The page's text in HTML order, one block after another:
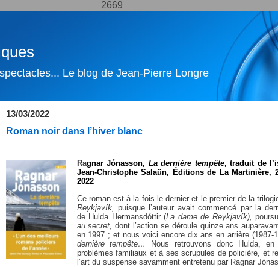
2669
Le blog de Jean-Pierre Longre
13/03/2022
Roman noir dans l’hiver blanc
Ragnar Jónasson, La dernière tempête, traduit de
Jean-Christophe Salaün, Éditions de La Martinière,
2022
Ce roman est à la fois le dernier et le premier de la
Reykjavík, puisque l’auteur avait commencé par la
de Hulda Hermansdóttir (La dame de Reykjavík),
au secret,dont l’action se déroule quinze ans
en 1997 ; et nous voici encore dix ans en arrière (1987-
dernière tempête…
Nous retrouvons donc Hulda,
problèmes familiaux et à ses scrupules de policière, et
l’art du suspense savamment entretenu par Ragnar